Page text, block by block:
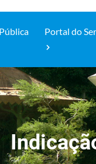
Portal do